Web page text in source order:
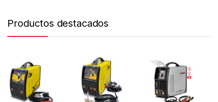
Productos destacados